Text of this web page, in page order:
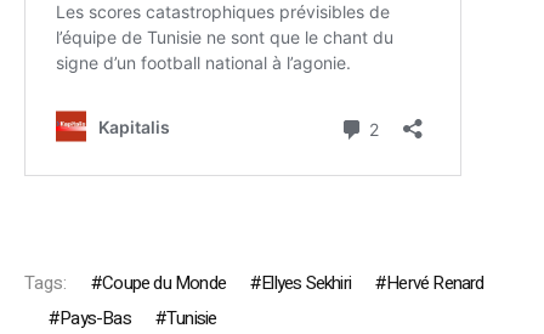
Tags: Coupe du Monde Ellyes Sekhiri
Hervé Renard
Pays-Bas
Tunisie